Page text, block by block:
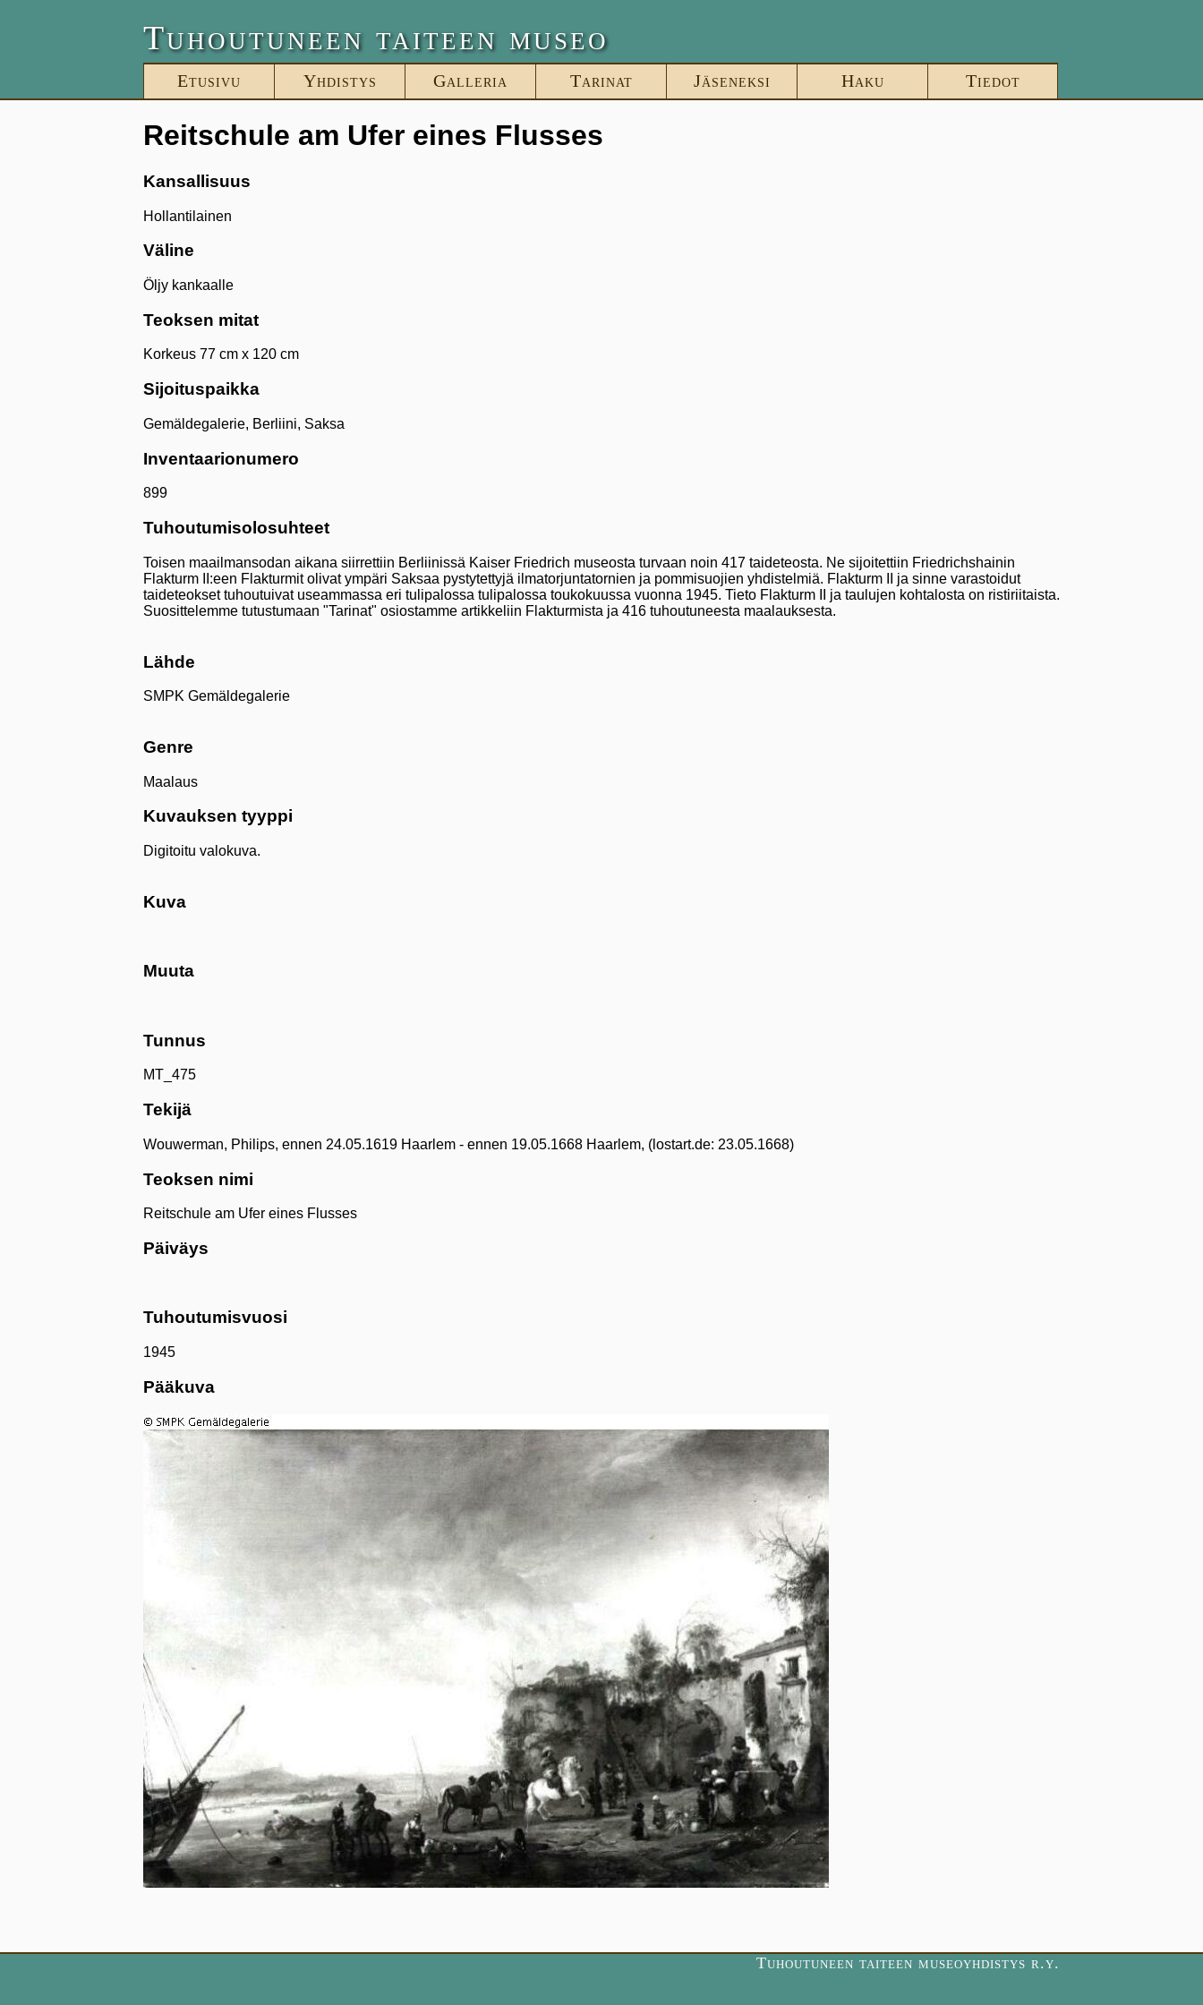
Tuhoutuneen taiteen museo
Etusivu Yhdistys Galleria Tarinat Jäseneksi Haku Tiedot
Reitschule am Ufer eines Flusses
Kansallisuus
Hollantilainen
Väline
Öljy kankaalle
Teoksen mitat
Korkeus 77 cm x 120 cm
Sijoituspaikka
Gemäldegalerie, Berliini, Saksa
Inventaarionumero
899
Tuhoutumisolosuhteet
Toisen maailmansodan aikana siirrettiin Berliinissä Kaiser Friedrich museosta turvaan noin 417 taideteosta. Ne sijoitettiin Friedrichshainin
Flakturm II:een Flakturmit olivat ympäri Saksaa pystytettyjä ilmatorjuntatornien ja pommisuojien yhdistelmiä. Flakturm II ja sinne varastoidut
taideteokset tuhoutuivat useammassa eri tulipalossa tulipalossa toukokuussa vuonna 1945. Tieto Flakturm II ja taulujen kohtalosta on ristiriitaista.
Suosittelemme tutustumaan "Tarinat" osiostamme artikkeliin Flakturmista ja 416 tuhoutuneesta maalauksesta.
Lähde
SMPK Gemäldegalerie
Genre
Maalaus
Kuvauksen tyyppi
Digitoitu valokuva.
Kuva
Muuta
Tunnus
MT_475
Tekijä
Wouwerman, Philips, ennen 24.05.1619 Haarlem - ennen 19.05.1668 Haarlem, (lostart.de: 23.05.1668)
Teoksen nimi
Reitschule am Ufer eines Flusses
Päiväys
Tuhoutumisvuosi
1945
Pääkuva
Tuhoutuneen taiteen museoyhdistys r.y.